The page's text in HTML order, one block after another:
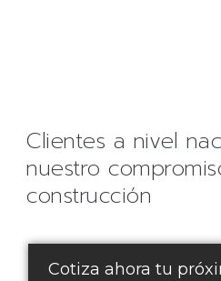
Clientes a nivel
nuestro
construcción
Cotiza ahora tu